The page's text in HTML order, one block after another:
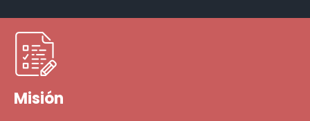
Misión